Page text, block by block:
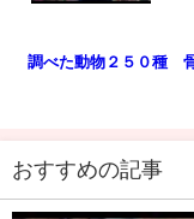
調べた動物２５０種
おすすめの記事